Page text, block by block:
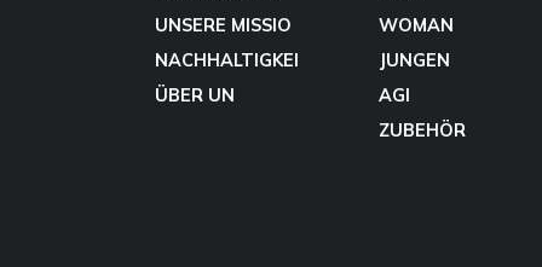
UNSERE MISSIO
NACHHALTIGKEI
ÜBER UN
WOMAN
JUNGEN
AGI
ZUBEHÖR